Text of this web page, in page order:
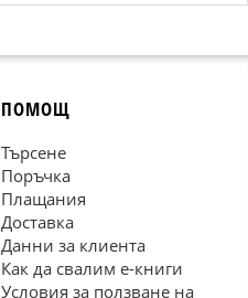
ПОМОЩ
Търсене
Поръчка
Плащания
Доставка
Данни за клиента
Как да свалим е-книги
Условия за ползване на